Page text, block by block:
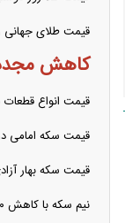
قیمت طلای جهانی روز دوشنبه با افزایش ۰.۴۷ دلاری نسبت
کاهش مجدد
قیمت انواع
قیمت سکه امامی در روز دوشنبه با
قیمت سکه بهار آزادی نیز با کاهش یک
نیم سکه با کاهش ۵۰۰ هزار تومانی در رقم ۹۶ میلیون و ۵۰۰ هزار تومان معامله شد.
پهپاد رهگیر یا موشک
کدامیک